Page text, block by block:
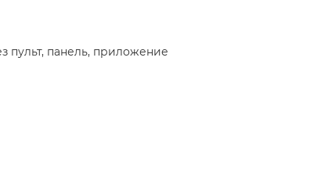
пульт, панель, приложение